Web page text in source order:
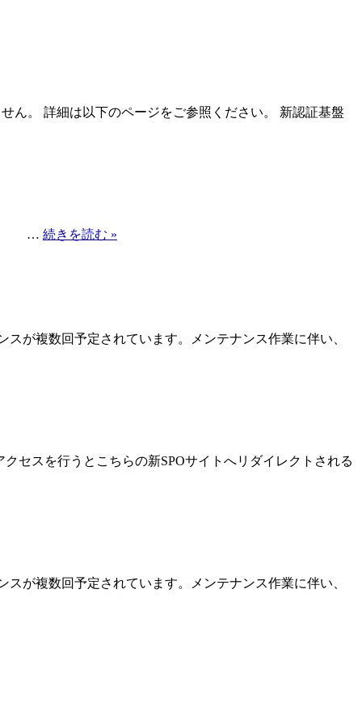
ん。 詳細は以下のページをご参照ください。 新認証基盤
… 続きを読む »
が複数回予定されています。メンテナンス作業に伴い、
セスを行うとこちらの新SPOサイトへリダイレクトされる
が複数回予定されています。メンテナンス作業に伴い、